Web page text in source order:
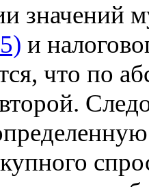
значений
и
что по